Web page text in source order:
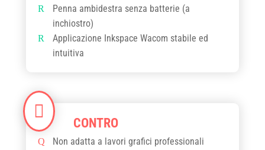
Penna ambidestra senza batterie (a
inchiostro)
Applicazione Inkspace Wacom stabile ed
intuitiva
Non adatta a lavori grafici professionali